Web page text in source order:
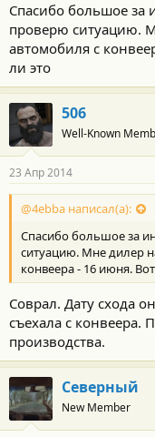
Спасибо большое за
проверю ситуацию.
автомобиля с
ли это
506
Well-Known
23 Апр 2014
@4ebba написал(а):
Спасибо большое за
ситуацию. Мне дилер
конвеера - 16 июня.
Соврал. Дату схода
съехала с конвеера.
производства.
Северный
New Member